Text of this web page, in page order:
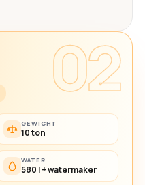
02
GEWICHT
10 ton
WATER
580 l + watermaker